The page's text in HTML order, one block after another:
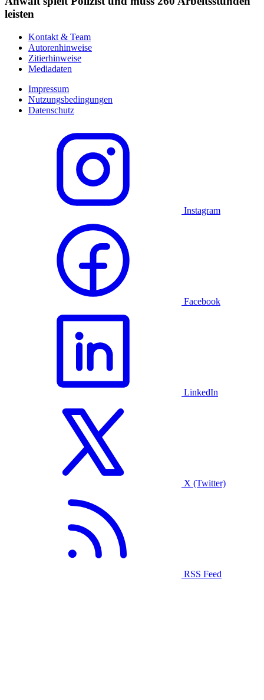
leisten
Kontakt & Team
Autorenhinweise
Zitierhinweise
Mediadaten
Impressum
Nutzungsbedingungen
Datenschutz
Instagram
Facebook
LinkedIn
X (Twitter)
RSS Feed